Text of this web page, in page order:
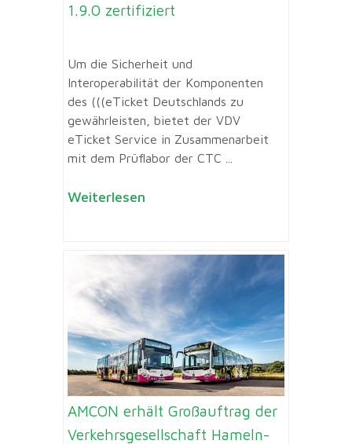
1.9.0 zertifiziert
Um die Sicherheit und
Interoperabilität der Komponenten
des (((eTicket Deutschlands zu
gewährleisten, bietet der VDV
eTicket Service in Zusammenarbeit
mit dem Prüflabor der CTC ...
Weiterlesen
AMCON erhält Großauftrag der
Verkehrsgesellschaft Hameln-